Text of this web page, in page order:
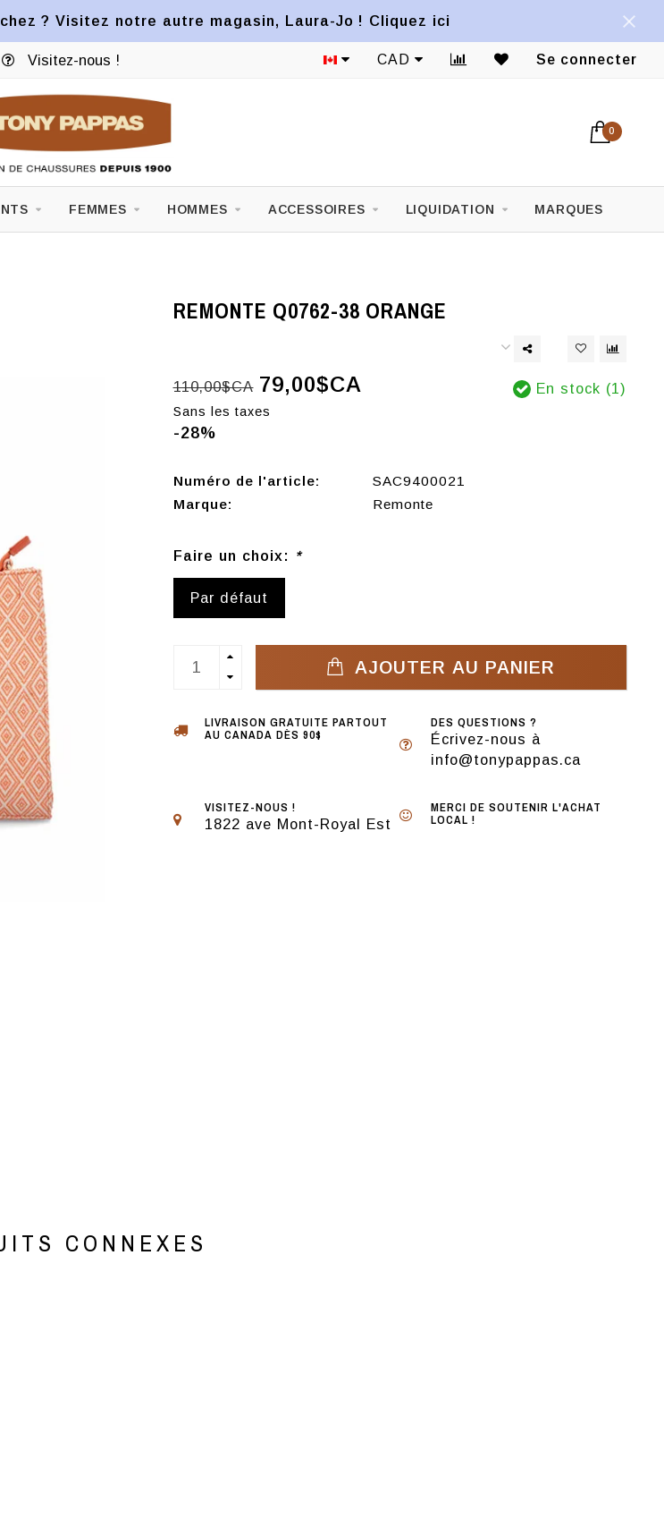
? Visitez notre autre magasin, Laura-Jo ! Cliquez ici
Visitez-nous ! CAD Se connecter
0
FEMMES HOMMES ACCESSOIRES LIQUIDATION MARQUES
REMONTE Q0762-38 ORANGE
110,00$CA 79,00$CA
Sans les taxes
-28%
En stock (1)
Numéro de l'article:
SAC9400021
Marque:
Remonte
Faire un choix: *
Par défaut
AJOUTER AU PANIER
LIVRAISON GRATUITE PARTOUT
AU CANADA DÈS 90$
DES QUESTIONS ?
Écrivez-nous à
info@tonypappas.ca
VISITEZ-NOUS !
1822 ave Mont-Royal Est
MERCI DE SOUTENIR L'ACHAT
LOCAL !
CONNEXES